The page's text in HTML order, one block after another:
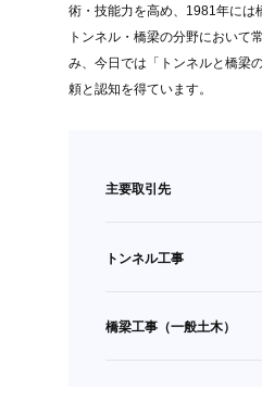
術・技能力を高め、1981年には
トンネル・橋梁の分野において
み、今日では「トンネルと橋梁
頼と認知を得ています。
主要取引先
トンネル工事
橋梁工事（一般土木）